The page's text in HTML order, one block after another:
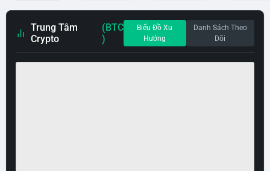
Trung Tâm
Crypto
(BTC
)
Biểu Đồ Xu
Hướng
Danh Sách Theo
Dõi